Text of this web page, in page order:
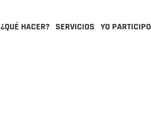
¿QUÉ HACER? SERVICIOS YO PARTICIPO